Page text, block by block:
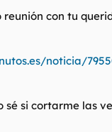
reunión con tu
noticia/
sé si cortarme las